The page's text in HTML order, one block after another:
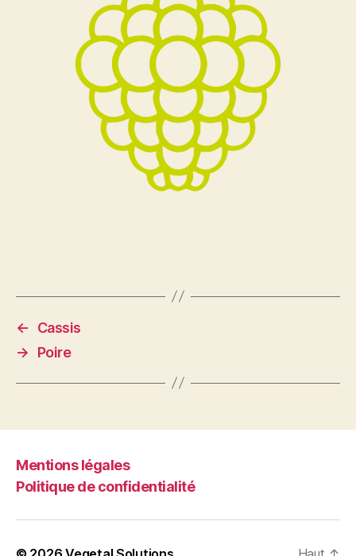
←
Cassis
→
Poire
Mentions légales
Politique de confidentialité